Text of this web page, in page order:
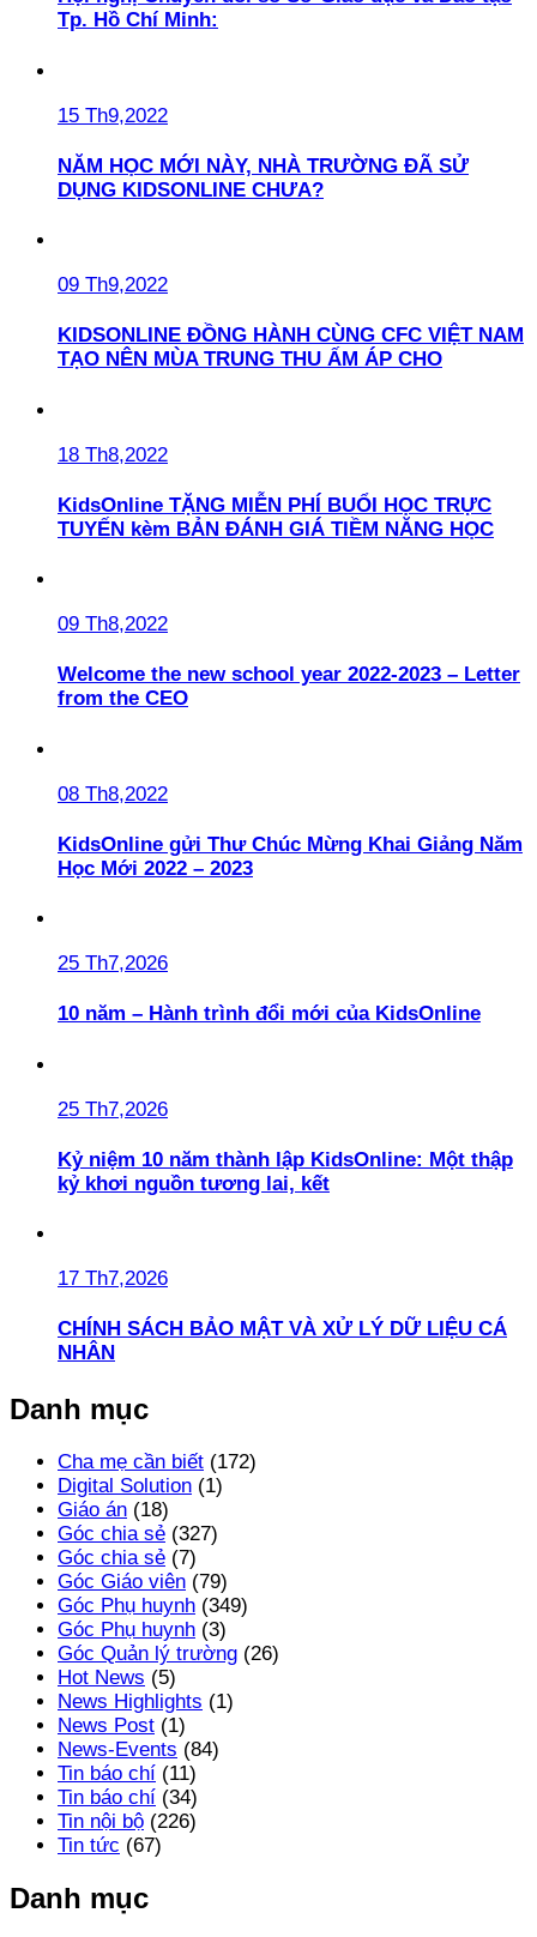
Tp. Hồ Chí Minh:
15 Th9,2022
NĂM HỌC MỚI NÀY, NHÀ TRƯỜNG ĐÃ SỬ
DỤNG KIDSONLINE CHƯA?
09 Th9,2022
KIDSONLINE ĐỒNG HÀNH CÙNG CFC VIỆT NAM
TẠO NÊN MÙA TRUNG THU ẤM ÁP CHO
18 Th8,2022
KidsOnline TẶNG MIỄN PHÍ BUỔI HỌC TRỰC
TUYẾN kèm BẢN ĐÁNH GIÁ TIỀM NĂNG HỌC
09 Th8,2022
Welcome the new school year 2022-2023 – Letter
from the CEO
08 Th8,2022
KidsOnline gửi Thư Chúc Mừng Khai Giảng Năm
Học Mới 2022 – 2023
25 Th7,2026
10 năm – Hành trình đổi mới của KidsOnline
25 Th7,2026
Kỷ niệm 10 năm thành lập KidsOnline: Một thập
kỷ khơi nguồn tương lai, kết
17 Th7,2026
CHÍNH SÁCH BẢO MẬT VÀ XỬ LÝ DỮ LIỆU CÁ
NHÂN
Danh mục
Cha mẹ cần biết (172)
Digital Solution (1)
Giáo án (18)
Góc chia sẻ (327)
Góc chia sẻ (7)
Góc Giáo viên (79)
Góc Phụ huynh (349)
Góc Phụ huynh (3)
Góc Quản lý trường (26)
Hot News (5)
News Highlights (1)
News Post (1)
News-Events (84)
Tin báo chí (11)
Tin báo chí (34)
Tin nội bộ (226)
Tin tức (67)
Danh mục